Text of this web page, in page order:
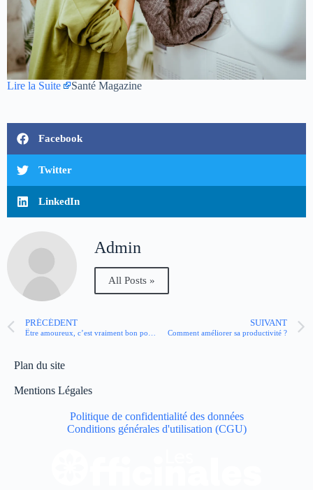
Lire la Suite Santé Magazine
Facebook
Twitter
LinkedIn
Admin
All Posts »
PRÉCÉDENT SUIVANT
Comment améliorer sa productivité ?
Plan du site
Mentions Légales
Politique de confidentialité des données
Conditions générales d'utilisation (CGU)